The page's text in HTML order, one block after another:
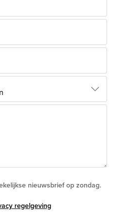
nieuwsbrief op zondag.
regelgeving